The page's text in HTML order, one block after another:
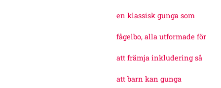
en klassisk gunga som
fågelbo, alla utformade för
att främja inkludering så
att barn kan gunga